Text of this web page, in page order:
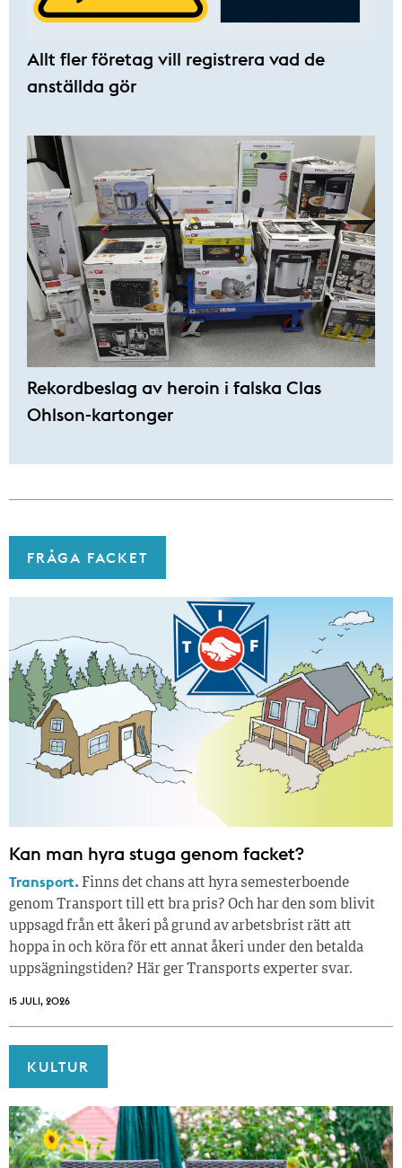
Allt fler företag vill registrera vad de
anställda gör
Rekordbeslag av heroin i falska Clas
Ohlson-kartonger
FRÅGA FACKET
Kan man hyra stuga genom facket?
Transport. Finns det chans att hyra semesterboende
genom Transport till ett bra pris? Och har den som blivit
uppsagd från ett åkeri på grund av arbetsbrist rätt att
hoppa in och köra för ett annat åkeri under den betalda
uppsägningstiden? Här ger Transports experter svar.
15 JULI, 2026
KULTUR